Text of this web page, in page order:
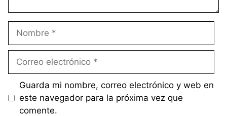
electrónico
Guarda mi nombre, correo electrónico y web en
este navegador para la próxima vez que
comente.